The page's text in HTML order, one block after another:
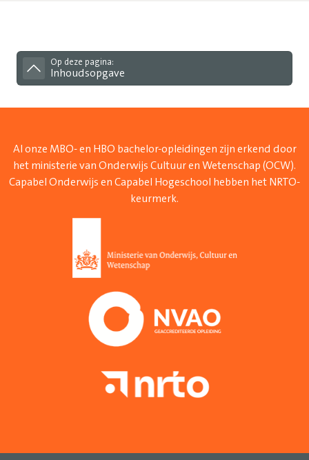
Op deze pagina:
Inhoudsopgave
Al onze MBO- en HBO bachelor-opleidingen zijn erkend door
het ministerie van Onderwijs Cultuur en Wetenschap (OCW).
Capabel Onderwijs en Capabel Hogeschool hebben het NRTO-
keurmerk.